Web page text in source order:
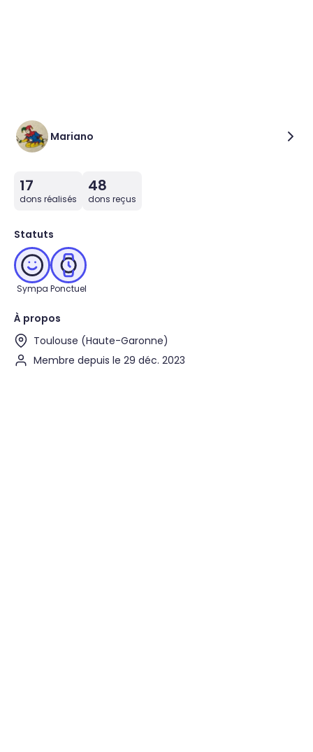
Mariano
17
dons réalisés
48
dons reçus
Statuts
Sympa Ponctuel
À propos
Toulouse (Haute-Garonne)
Membre depuis le 29 déc. 2023